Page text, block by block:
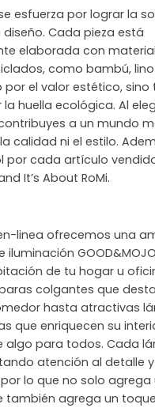
esfuerza por lograr la
Cada pieza está
elaborada con
como bambú,
por el valor estético, sino
huella ecológica. Al
a un mundo
calidad ni el estilo.
por cada artículo
It’s About RoMi.
linea ofrecemos una
iluminación
de tu hogar u
colgantes que
hasta atractivas
que enriquecen su
algo para todos. Cada
atención al detalle
lo que no solo agrega
también agrega un